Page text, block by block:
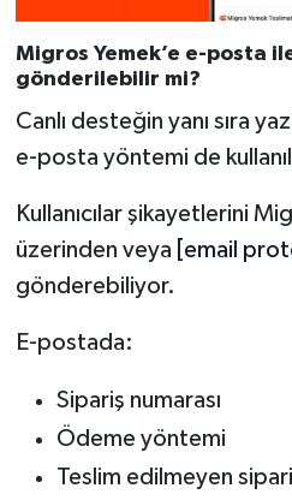
Migros Yemek’e e-posta
gönderilebilir mi?
Canlı desteğin yanı sıra
e-posta yöntemi de
Kullanıcılar şikayetlerini
üzerinden veya [email
gönderebiliyor.
E-postada:
Sipariş numarası
Ödeme yöntemi
Teslim edilmeyen